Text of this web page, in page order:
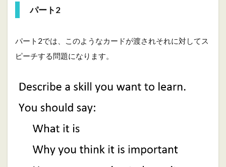
パート2
パート2では、このようなカードが渡されそれに対してス
ピーチする問題になります。